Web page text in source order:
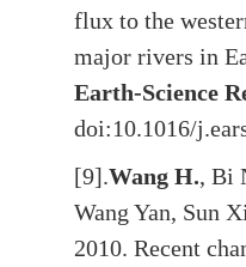
flux to the
major rivers in
Earth-Science
doi:10.1016/
[9].Wang H., Bi
Wang Yan, Sun
2010. Recent